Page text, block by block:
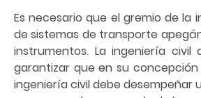
Es necesario que el gremio de la
de sistemas de transporte
instrumentos. La ingeniería
garantizar que en su
ingeniería civil debe desempeñar